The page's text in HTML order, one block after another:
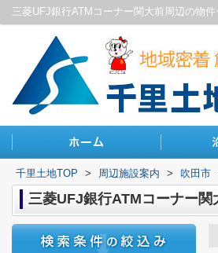
三菱UFJ銀行ATMコーナー関大前周辺の物
千里土地TOP > 周辺施設案内 > 吹田市
三菱UFJ銀行ATMコーナー関